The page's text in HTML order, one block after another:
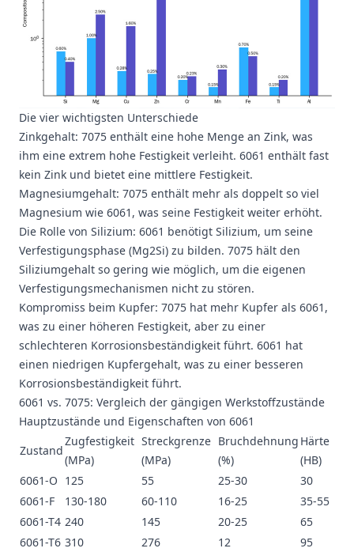
Die vier wichtigsten Unterschiede
Zinkgehalt: 7075 enthält eine hohe Menge an Zink, was
ihm eine extrem hohe Festigkeit verleiht. 6061 enthält fast
kein Zink und bietet eine mittlere Festigkeit.
Magnesiumgehalt: 7075 enthält mehr als doppelt so viel
Magnesium wie 6061, was seine Festigkeit weiter erhöht.
Die Rolle von Silizium: 6061 benötigt Silizium, um seine
Verfestigungsphase (Mg2Si) zu bilden. 7075 hält den
Siliziumgehalt so gering wie möglich, um die eigenen
Verfestigungsmechanismen nicht zu stören.
Kompromiss beim Kupfer: 7075 hat mehr Kupfer als 6061,
was zu einer höheren Festigkeit, aber zu einer
schlechteren Korrosionsbeständigkeit führt. 6061 hat
einen niedrigen Kupfergehalt, was zu einer besseren
Korrosionsbeständigkeit führt.
6061 vs. 7075: Vergleich der gängigen Werkstoffzustände
Hauptzustände und Eigenschaften von 6061
Zustand
Zugfestigkeit
(MPa)
Streckgrenze
(MPa)
Bruchdehnung
(%)
Härte
(HB)
6061-O 125 55 25-30
30
6061-F
130-180 60-110 16-25
35-55
6061-T4 240 145 20-25
65
6061-T6 310 276 12
95